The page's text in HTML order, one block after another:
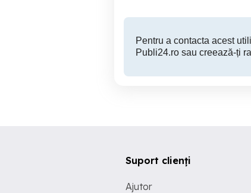
Pentru a contacta acest
Publi24.ro sau creează-ți
Suport clienți
Ajutor